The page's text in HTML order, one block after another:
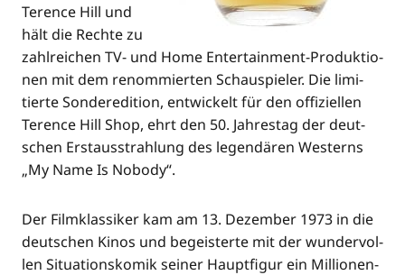
Terence Hill und
hält die Rech­te zu
zahl­rei­chen TV- und Home Enter­tain­ment-Pro­duk­tio­
nen mit dem renom­mier­ten Schau­spie­ler. Die limi­
tier­te Son­der­edi­ti­on, ent­wi­ckelt für den offi­zi­el­len
Terence Hill Shop, ehrt den 50. Jah­res­tag der deut­
schen Erst­aus­strah­lung des legen­dä­ren Wes­terns
„My Name Is Nobody“.
Der Film­klas­si­ker kam am 13. Dezem­ber 1973 in die
deut­schen Kinos und begeis­ter­te mit der wun­der­vol­
len Situa­ti­ons­ko­mik sei­ner Haupt­fi­gur ein Mil­lio­nen­